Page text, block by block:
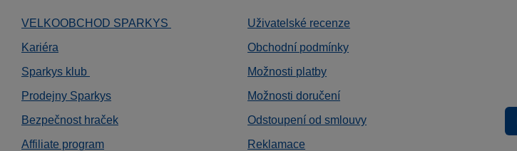
VELKOOBCHOD SPARKYS
Kariéra
Sparkys klub
Prodejny Sparkys
Bezpečnost hraček
Affiliate program
Uživatelské recenze
Obchodní podmínky
Možnosti platby
Možnosti doručení
Odstoupení od smlouvy
Reklamace